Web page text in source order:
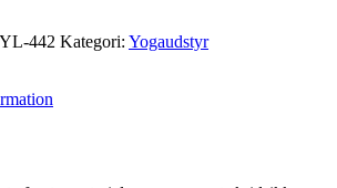
YL-442 Kategori: Yogaudstyr